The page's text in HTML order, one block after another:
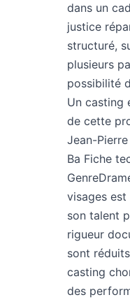
dans un
justice
structuré,
plusieurs
possibilité
Un casting
de cette
Jean-
Ba Fiche
visages
son talent
rigueur
sont
casting
des